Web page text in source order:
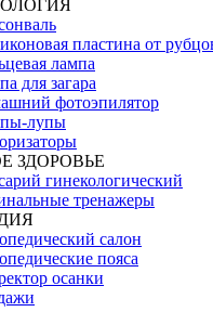
пластина от
лампа
для загара
фотоэпилятор
лупы
ЗДОРОВЬЕ
гинекологический
тренажеры
салон
пояса
осанки